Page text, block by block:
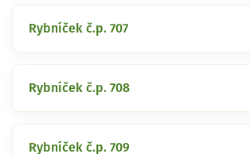
Rybníček č.p. 707
Rybníček č.p. 708
Rybníček č.p. 709